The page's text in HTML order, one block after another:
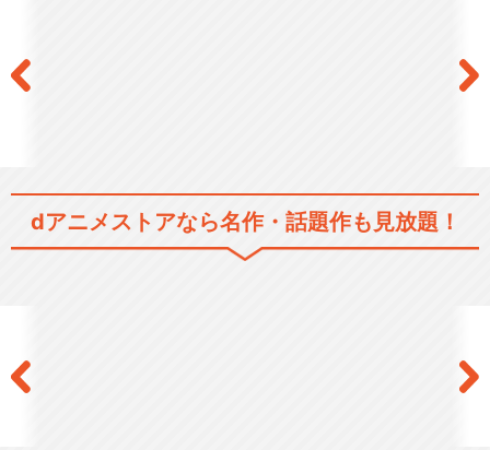
進撃の巨人 Season 3
dアニメストアなら名作・話題作も見放題！